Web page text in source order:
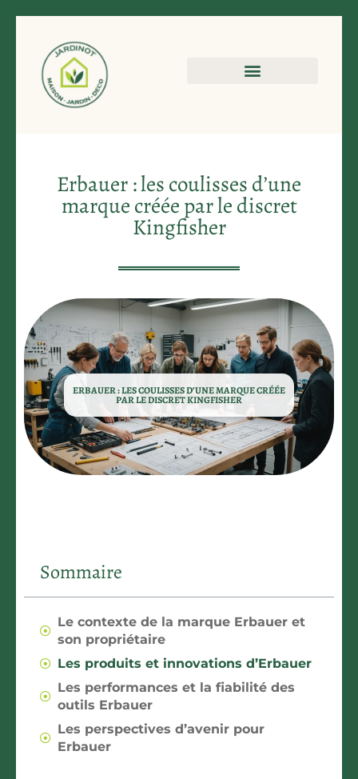
Erbauer : les coulisses d’une
marque créée par le discret
Kingfisher
ERBAUER : LES COULISSES D’UNE MARQUE CRÉÉE
PAR LE DISCRET KINGFISHER
Sommaire
Le contexte de la marque Erbauer et
son propriétaire
Les produits et innovations d’Erbauer
Les performances et la fiabilité des
outils Erbauer
Les perspectives d’avenir pour
Erbauer